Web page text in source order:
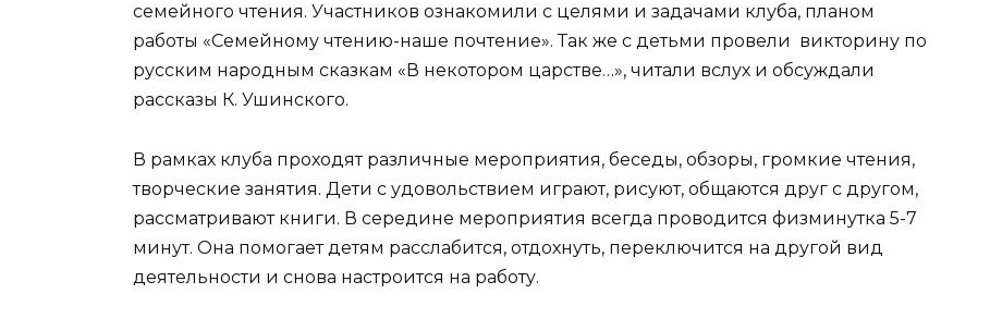
семейного чтения. Участников ознакомили с целями и задачами клуба, планом
работы «Семейному чтению-наше почтение». Так же с детьми провели викторину по
русским народным сказкам «В некотором царстве…», читали вслух и обсуждали
рассказы К. Ушинского.
В рамках клуба проходят различные мероприятия, беседы, обзоры, громкие чтения,
творческие занятия. Дети с удовольствием играют, рисуют, общаются друг с другом,
рассматривают книги. В середине мероприятия всегда проводится физминутка 5-7
минут. Она помогает детям расслабится, отдохнуть, переключится на другой вид
деятельности и снова настроится на работу.